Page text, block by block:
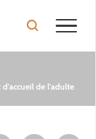
d'accueil de l'adulte